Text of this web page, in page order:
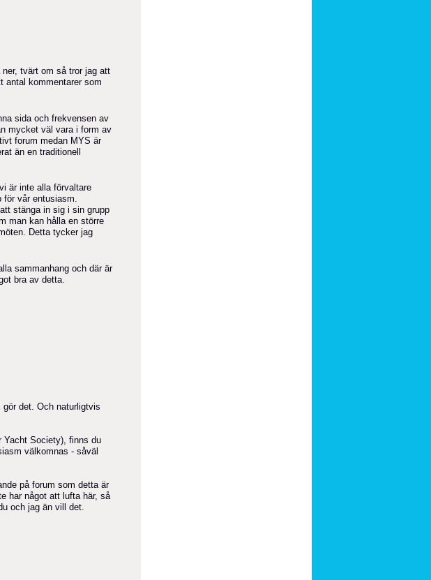
tvärt om så tror jag att
antal kommentarer som
sida och frekvensen av
mycket väl vara i form av
forum medan MYS är
än en traditionell
är inte alla förvaltare
för vår entusiasm.
stänga in sig i sin grupp
man kan hålla en större
Detta tycker jag
sammanhang och där är
bra av detta.
det. Och naturligtvis
Yacht Society), finns du
välkomnas - såväl
på forum som detta är
har något att lufta här, så
och jag än vill det.